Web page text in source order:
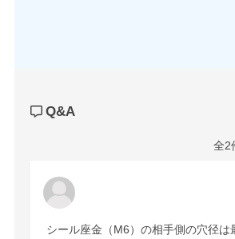
Q&A
全2
シール座金（M6）の相手側の穴径は